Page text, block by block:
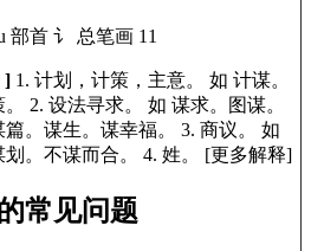
部首 讠 总笔画 11
] 1. 计划，计策，主意。 如 计谋。
2. 设法寻求。 如 谋求。图谋。
。谋生。谋幸福。
3. 商议。 如
。不谋而合。
4. 姓。 [更多解释]
常见问题